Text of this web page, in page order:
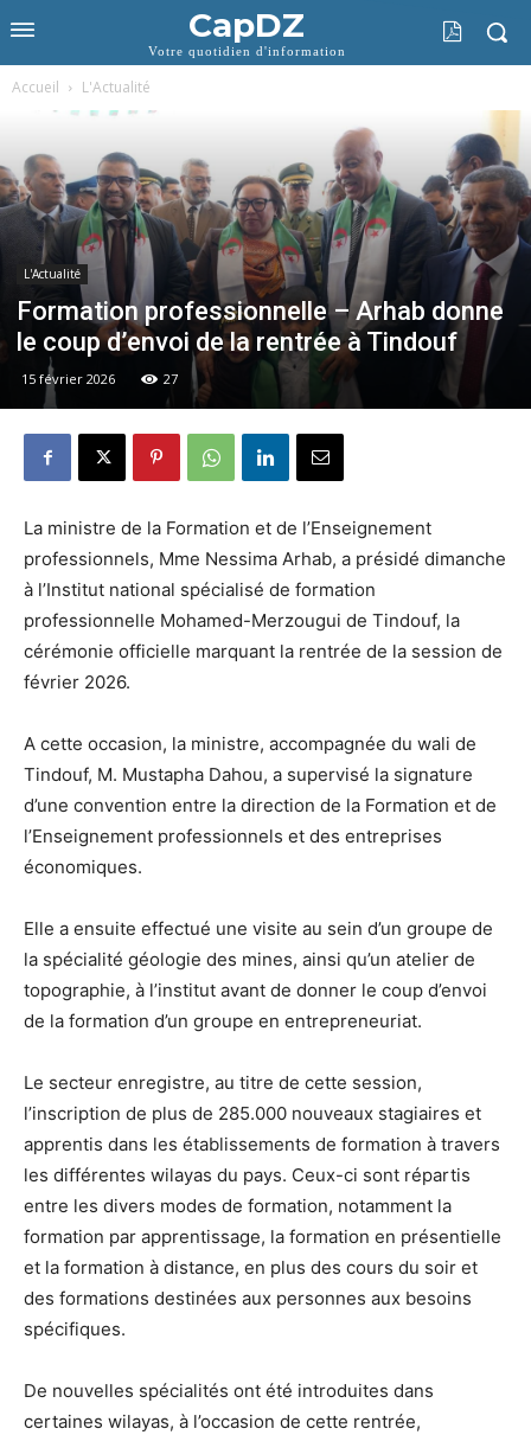
CapDZ
Votre quotidien d'information
Accueil L'Actualité
L'Actualité
Formation professionnelle – Arhab donne
le coup d’envoi de la rentrée à Tindouf
15 février 2026 27
La ministre de la Formation et de l’Enseignement
professionnels, Mme Nessima Arhab, a présidé dimanche
à l’Institut national spécialisé de formation
professionnelle Mohamed-Merzougui de Tindouf, la
cérémonie officielle marquant la rentrée de la session de
février 2026.
A cette occasion, la ministre, accompagnée du wali de
Tindouf, M. Mustapha Dahou, a supervisé la signature
d’une convention entre la direction de la Formation et de
l’Enseignement professionnels et des entreprises
économiques.
Elle a ensuite effectué une visite au sein d’un groupe de
la spécialité géologie des mines, ainsi qu’un atelier de
topographie, à l’institut avant de donner le coup d’envoi
de la formation d’un groupe en entrepreneuriat.
Le secteur enregistre, au titre de cette session,
l’inscription de plus de 285.000 nouveaux stagiaires et
apprentis dans les établissements de formation à travers
les différentes wilayas du pays. Ceux-ci sont répartis
entre les divers modes de formation, notamment la
formation par apprentissage, la formation en présentielle
et la formation à distance, en plus des cours du soir et
des formations destinées aux personnes aux besoins
spécifiques.
De nouvelles spécialités ont été introduites dans
certaines wilayas, à l’occasion de cette rentrée,